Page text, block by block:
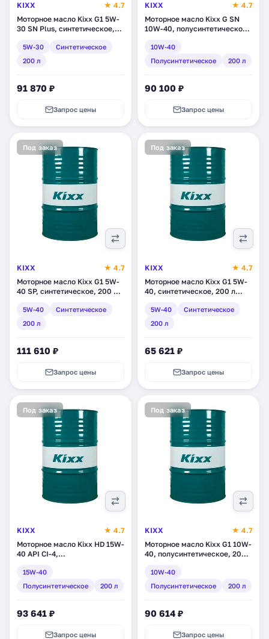
KIXX
★ 4.7
Моторное масло Kixx G1 5W-
30 SN Plus, синтетическое,
5W-30
Синтетическое
200 л
91 870 ₽
Запрос цены
KIXX
★ 4.7
Моторное масло Kixx G SN
10W-40, полусинтетическое,
10W-40
Полусинтетическое
200 л
90 100 ₽
Запрос цены
Под заказ
KIXX
★ 4.7
Моторное масло Kixx G1 5W-
40 SP, синтетическое, 200 л
5W-40
Синтетическое
200 л
111 610 ₽
Запрос цены
Под заказ
KIXX
★ 4.7
Моторное масло Kixx G1 5W-
40, синтетическое, 200 л
5W-40
Синтетическое
200 л
65 621 ₽
Запрос цены
Под заказ
KIXX
★ 4.7
Моторное масло Kixx HD 15W-
40 API CI-4,
(L2014D01R1)
15W-40
Полусинтетическое
200 л
93 641 ₽
Запрос цены
Под заказ
KIXX
★ 4.7
Моторное масло Kixx G1 10W-
40, полусинтетическое, 200 л
10W-40
Полусинтетическое
200 л
90 614 ₽
Запрос цены